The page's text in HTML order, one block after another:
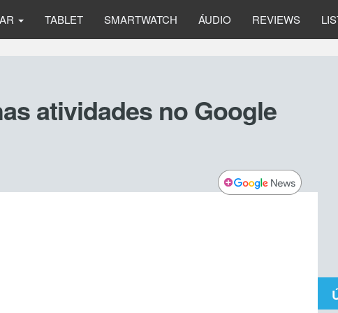
TABLET SMARTWATCH ÁUDIO REVIEWS
atividades no Google